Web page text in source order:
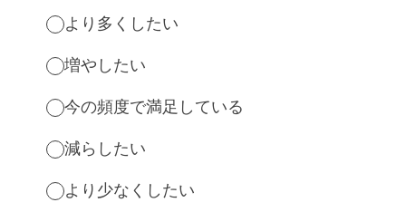
より多くしたい
増やしたい
今の頻度で満足している
減らしたい
より少なくしたい